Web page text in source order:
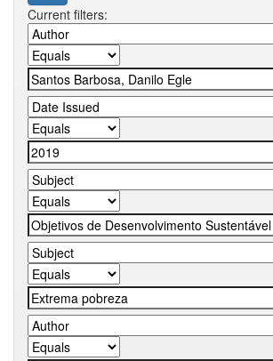
Current filters: